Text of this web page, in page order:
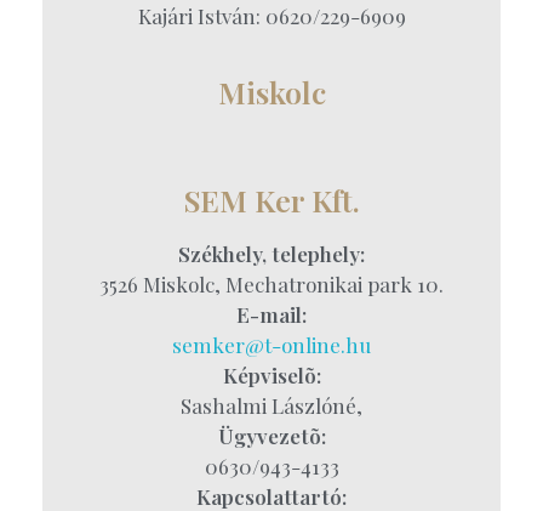
Kajári István: 0620/229-6909
Miskolc
SEM Ker Kft.
Székhely, telephely:
3526 Miskolc, Mechatronikai park 10.
E-mail:
semker@t-online.hu
Képviselõ:
Sashalmi Lászlóné,
Ügyvezetõ:
0630/943-4133
Kapcsolattartó: